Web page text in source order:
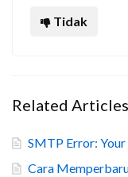
Tidak
Related Articles
SMTP Error:
Cara